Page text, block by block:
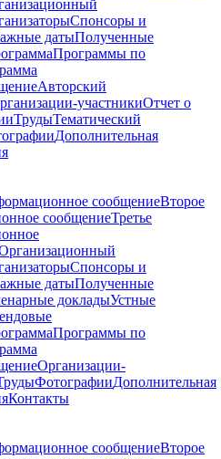
Спонсоры и
датыПолученные
Программы по
Авторский
участникиОтчет о
ТрудыТематический
Дополнительная
сообщениеВторое
сообщениеТретье
Спонсоры и
датыПолученные
докладыУстные
Программы по
Организации-
ФотографииДополнительная
Контакты
сообщениеВторое